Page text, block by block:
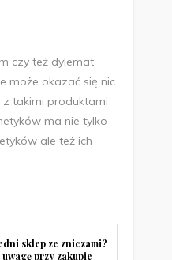
czy też dylemat
może okazać się nic
z takimi produktami
ma nie tylko
ale też ich
sklep ze zniczami?
przy zakupie